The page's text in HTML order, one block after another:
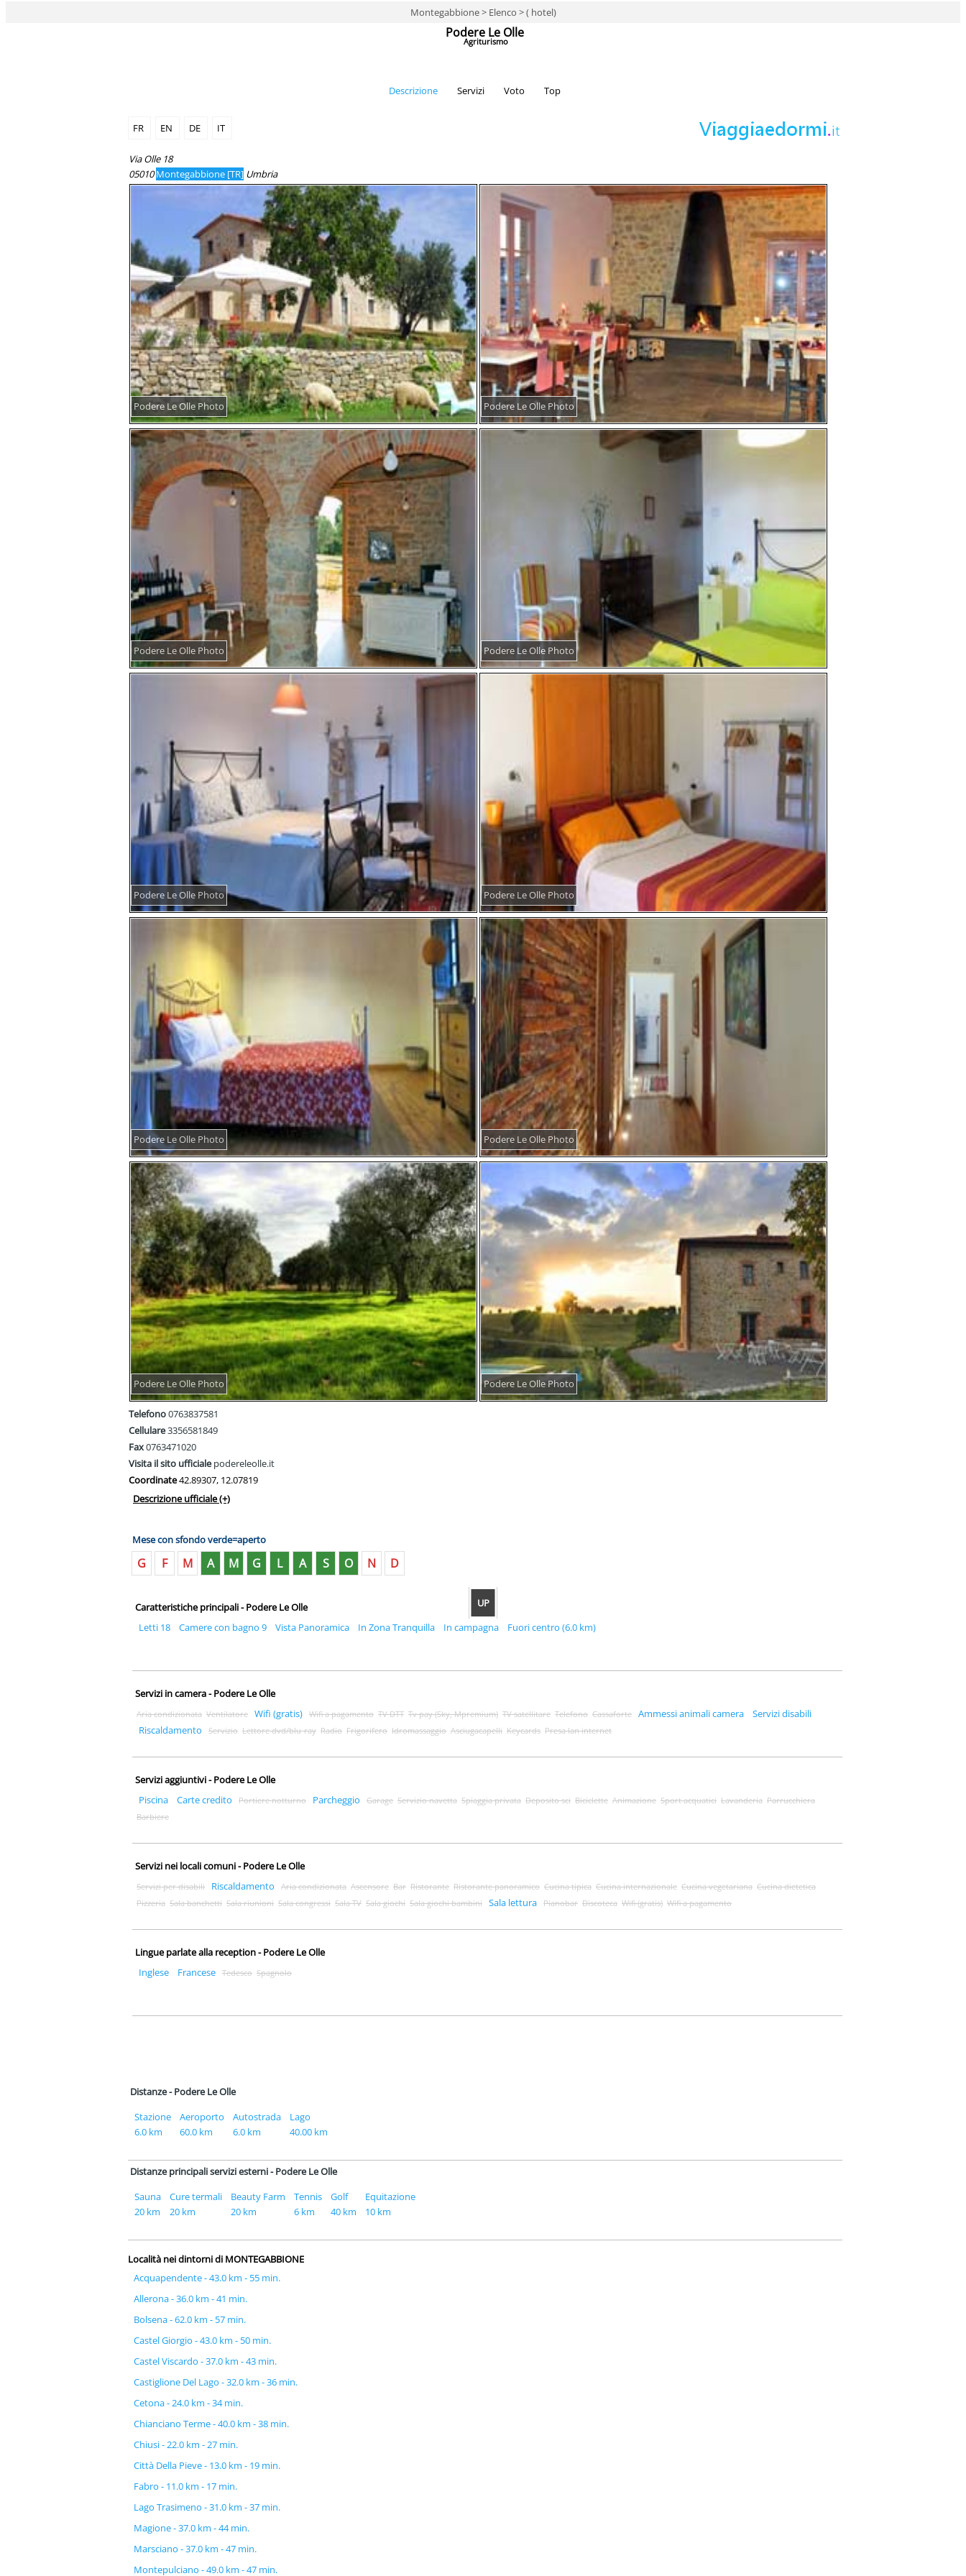
UP
Montegabbione > Elenco > ( hotel)
Podere Le Olle
Agriturismo
Descrizione Servizi Voto Top
FR EN DE IT
Via Olle 18
05010Montegabbione [TR] Umbria
Podere Le Olle Photo Podere Le Olle Photo
Podere Le Olle Photo Podere Le Olle Photo
Podere Le Olle Photo Podere Le Olle Photo
Podere Le Olle Photo Podere Le Olle Photo
Podere Le Olle Photo Podere Le Olle Photo
Telefono0763837581
Cellulare3356581849
Fax0763471020
Visita il sito ufficialepodereleolle.it
Coordinate42.89307, 12.07819
Descrizione ufficiale(+)
Mese con sfondo verde=aperto
G F M A M G L A S O N D
Caratteristiche principali - Podere Le Olle
Letti 18
Camere con bagno 9 Vista Panoramica In Zona Tranquilla In campagna Fuori centro (6.0 km)
Servizi in camera - Podere Le Olle
Aria condizionata Ventilatore Wifi (gratis) Wifi a pagamento TV DTT Tv pay (Sky, Mpremium) TV satellitare Telefono Cassaforte Ammessi animali camera
Servizi disabili
Riscaldamento
Servizio Lettore dvd/blu-ray Radio Frigorifero Idromassaggio Asciugacapelli Keycards Presa lan internet
Servizi aggiuntivi - Podere Le Olle
Piscina
Carte credito Portiere notturno Parcheggio Garage Servizio navetta Spiaggia privata Deposito sci Biciclette Animazione Sport acquatici Lavanderia Parrucchiera
Barbiere
Servizi nei locali comuni - Podere Le Olle
Servizi per disabili Riscaldamento Aria condizionata Ascensore Bar Ristorante Ristorante panoramico Cucina tipica Cucina internazionale Cucina vegetariana Cucina dietetica
Pizzeria Sala banchetti Sala riunioni Sala congressi Sala TV Sala giochi Sala giochi bambini Sala lettura Pianobar Discoteca Wifi (gratis) Wifi a pagamento
Lingue parlate alla reception - Podere Le Olle
Inglese
Francese Tedesco Spagnolo
Distanze - Podere Le Olle
Stazione
6.0 km
Aeroporto
60.0 km
Autostrada
6.0 km
Lago
40.00 km
Distanze principali servizi esterni - Podere Le Olle
Sauna
20 km
Cure termali
20 km
Beauty Farm
20 km
Tennis
6 km
Golf
40 km
Equitazione
10 km
Località nei dintorni di MONTEGABBIONE
Acquapendente - 43.0 km - 55 min.
Allerona - 36.0 km - 41 min.
Bolsena - 62.0 km - 57 min.
Castel Giorgio - 43.0 km - 50 min.
Castel Viscardo - 37.0 km - 43 min.
Castiglione Del Lago - 32.0 km - 36 min.
Cetona - 24.0 km - 34 min.
Chianciano Terme - 40.0 km - 38 min.
Chiusi - 22.0 km - 27 min.
Città Della Pieve - 13.0 km - 19 min.
Fabro - 11.0 km - 17 min.
Lago Trasimeno - 31.0 km - 37 min.
Magione - 37.0 km - 44 min.
Marsciano - 37.0 km - 47 min.
Montepulciano - 49.0 km - 47 min.